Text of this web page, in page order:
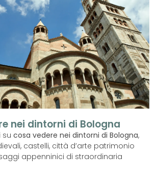
nei dintorni di Bologna
su cosa vedere nei dintorni di Bologna,
castelli, città d’arte patrimonio
appenninici di straordinaria